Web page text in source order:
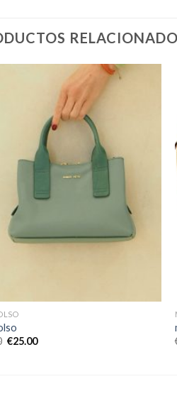
€25.00